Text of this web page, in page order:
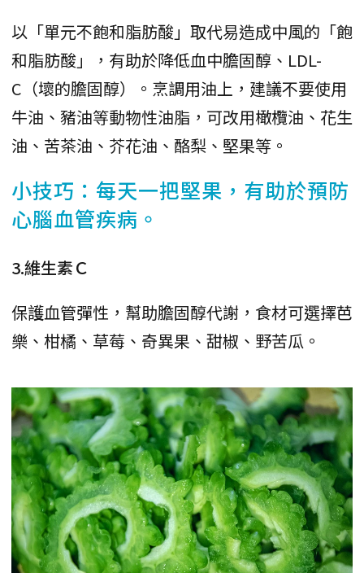
以「單元不飽和脂肪酸」取代易造成中風的「飽
和脂肪酸」，有助於降低血中膽固醇、LDL-
C（壞的膽固醇）。烹調用油上，建議不要使用
牛油、豬油等動物性油脂，可改用橄欖油、花生
油、苦茶油、芥花油、酪梨、堅果等。
小技巧：每天一把堅果，有助於預防
心腦血管疾病。
3.維生素Ｃ
保護血管彈性，幫助膽固醇代謝，食材可選擇芭
樂、柑橘、草莓、奇異果、甜椒、野苦瓜。